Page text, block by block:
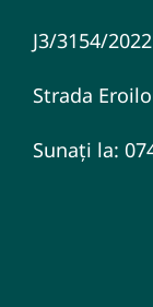
J3/3154/
Strada
Sunați la: